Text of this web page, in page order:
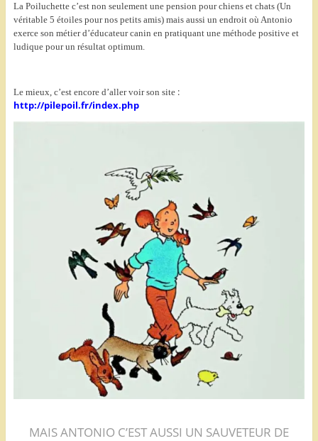
La Poiluchette c’est non seulement une pension pour chiens et chats (Un
véritable 5 étoiles pour nos petits amis) mais aussi un endroit où Antonio
exerce son métier d’éducateur canin en pratiquant une méthode positive et
ludique pour un résultat optimum.
Le mieux, c’est encore d’aller voir son site:
http://pilepoil.fr/index.php
MAIS ANTONIO C’EST AUSSI UN SAUVETEUR DE